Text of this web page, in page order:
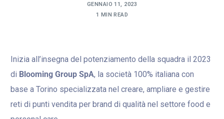
GENNAIO 11, 2023
1 MIN READ
Inizia all’insegna del potenziamento della squadra il 2023
di Blooming Group SpA, la società 100% italiana con
base a Torino specializzata nel creare, ampliare e gestire
reti di punti vendita per brand di qualità nel settore food e